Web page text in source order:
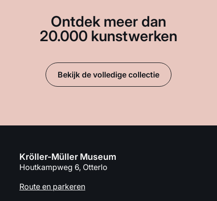
Ontdek meer dan
20.000 kunstwerken
Bekijk de volledige collectie
Kröller-Müller Museum
Houtkampweg 6, Otterlo
Route en parkeren